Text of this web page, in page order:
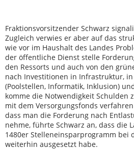
Fraktionsvorsitzender Schwarz
Zugleich verwies er aber auf das
wie vor im Haushalt des Landes
der öffentliche Dienst stelle
den Ressorts und auch von den
nach Investitionen in Infrastruktur,
(Poolstellen, Informatik, Inklusion)
komme die Notwendigkeit Schulden
mit dem Versorgungsfonds
dass man die Forderung nach
nehme, führte Schwarz an, dass die
1480er Stelleneinsparprogramm bei
weiterhin ausgesetzt habe.